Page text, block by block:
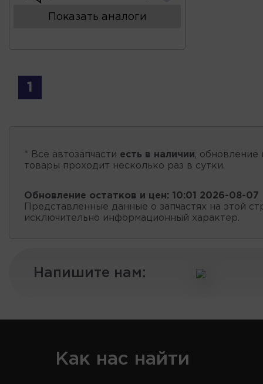
Показать аналоги
1
* Все автозапчасти есть в наличии, обновление
товары проходит несколько раз в сутки.
Обновление остатков и цен: 10:01 2026-08-07
Представленные данные о запчастях на этой
исключительно информационный характер.
Напишите нам:
Как нас найти